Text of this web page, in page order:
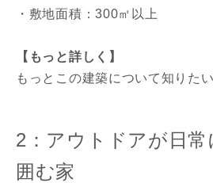
・敷地面積：300㎡以上
【もっと詳しく】
もっとこの建築について知りた
2：アウトドアが日常
囲む家